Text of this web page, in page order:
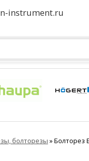
instrument.ru
болторезы »Болторез